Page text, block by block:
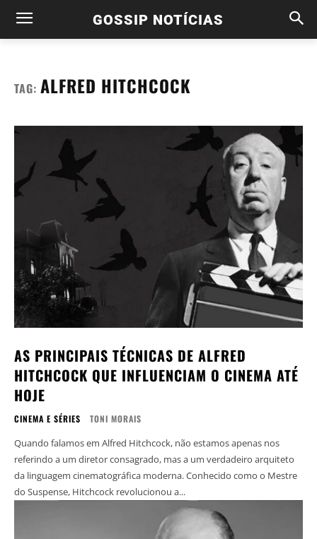
GOSSIP NOTÍCIAS
TAG: ALFRED HITCHCOCK
AS PRINCIPAIS TÉCNICAS DE ALFRED
HITCHCOCK QUE INFLUENCIAM O CINEMA ATÉ
HOJE
CINEMA E SÉRIES TONI MORAIS
Quando falamos em Alfred Hitchcock, não estamos apenas nos
referindo a um diretor consagrado, mas a um verdadeiro arquiteto
da linguagem cinematográfica moderna. Conhecido como o Mestre
do Suspense, Hitchcock revolucionou a...